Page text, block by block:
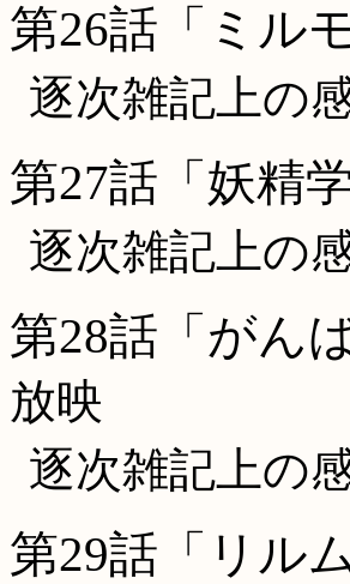
第26話「ミル
逐次雑記上の
第27話「妖精
逐次雑記上の
第28話「がん
放映
逐次雑記上の
第29話「リル